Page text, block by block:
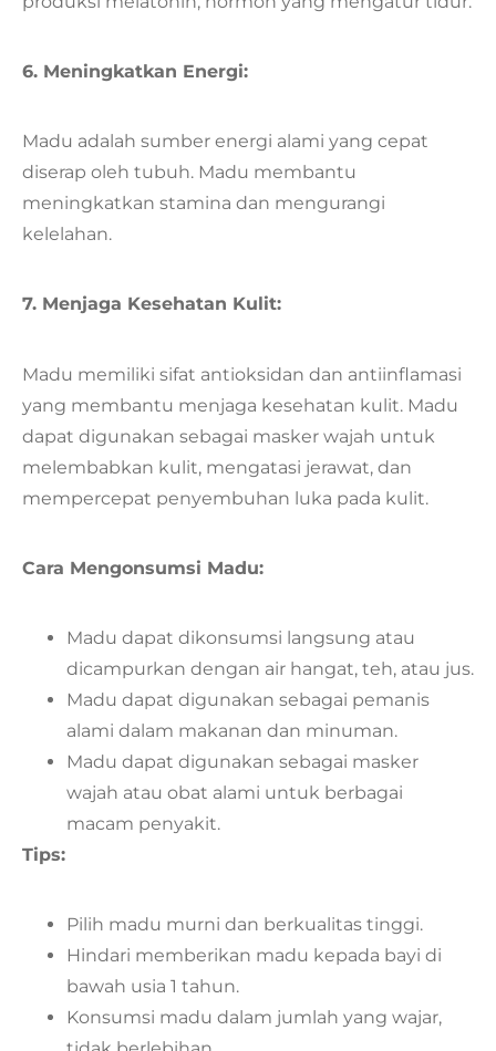
6. Meningkatkan Energi:
Madu adalah sumber energi alami yang cepat
diserap oleh tubuh. Madu membantu
meningkatkan stamina dan mengurangi
kelelahan.
7. Menjaga Kesehatan Kulit:
Madu memiliki sifat antioksidan dan antiinflamasi
yang membantu menjaga kesehatan kulit. Madu
dapat digunakan sebagai masker wajah untuk
melembabkan kulit, mengatasi jerawat, dan
mempercepat penyembuhan luka pada kulit.
Cara Mengonsumsi Madu:
Madu dapat dikonsumsi langsung atau
dicampurkan dengan air hangat, teh, atau jus.
Madu dapat digunakan sebagai pemanis
alami dalam makanan dan minuman.
Madu dapat digunakan sebagai masker
wajah atau obat alami untuk berbagai
macam penyakit.
Tips:
Pilih madu murni dan berkualitas tinggi.
Hindari memberikan madu kepada bayi di
bawah usia 1 tahun.
Konsumsi madu dalam jumlah yang wajar,